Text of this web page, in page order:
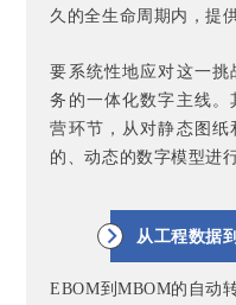
久的全生命周期内，提
要系统性地应对这一挑
务的一体化数字主线。
营环节，从对静态图
的、动态的数字模型进
从工程数据
EBOM到MBOM的自动